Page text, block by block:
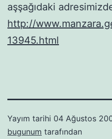
aşşağıdaki
http://
13945.html
Yayım tarihi 04 Ağustos
bugunum tarafından